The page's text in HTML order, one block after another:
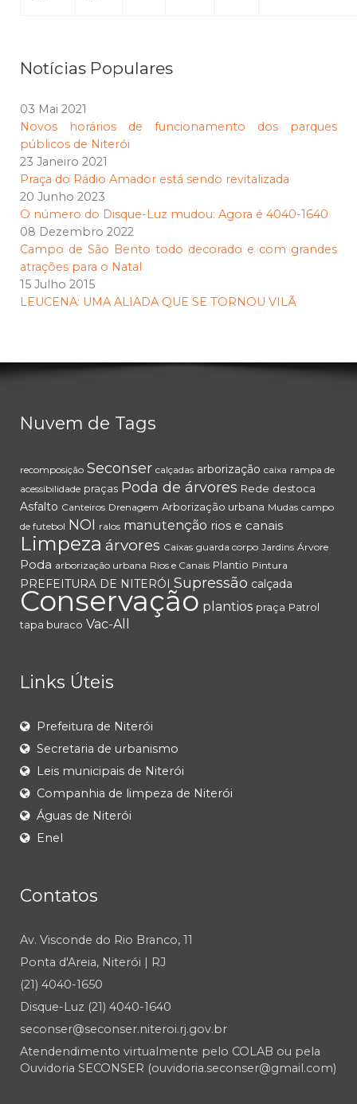
Notícias Populares
03 Mai 2021
Novos horários de funcionamento dos parques
públicos de Niterói
23 Janeiro 2021
Praça do Rádio Amador está sendo revitalizada
20 Junho 2023
O número do Disque-Luz mudou: Agora é 4040-1640
08 Dezembro 2022
Campo de São Bento todo decorado e com grandes
atrações para o Natal
15 Julho 2015
LEUCENA: UMA ALIADA QUE SE TORNOU VILÃ
Nuvem de Tags
recomposição Seconser calçadas arborização caixa rampa de
acessibilidade praças Poda de árvores Rede destoca
Asfalto Canteiros Drenagem Arborização urbana Mudas campo
de futebol NOI ralos manutenção rios e canais
Limpeza árvores Caixas guarda corpo Jardins Árvore
Poda arborização urbana Rios e Canais Plantio Pintura
PREFEITURA DE NITERÓI Supressão calçada
Conservação plantios praça Patrol
tapa buraco Vac-All
Links Úteis
Prefeitura de Niterói
Secretaria de urbanismo
Leis municipais de Niterói
Companhia de limpeza de Niterói
Águas de Niterói
Enel
Contatos
Av. Visconde do Rio Branco, 11
Ponta d'Areia, Niterói | RJ
(21) 4040-1650
Disque-Luz (21) 4040-1640
seconser@seconser.niteroi.rj.gov.br
Atendendimento virtualmente pelo COLAB ou pela
Ouvidoria SECONSER (ouvidoria.seconser@gmail.com)